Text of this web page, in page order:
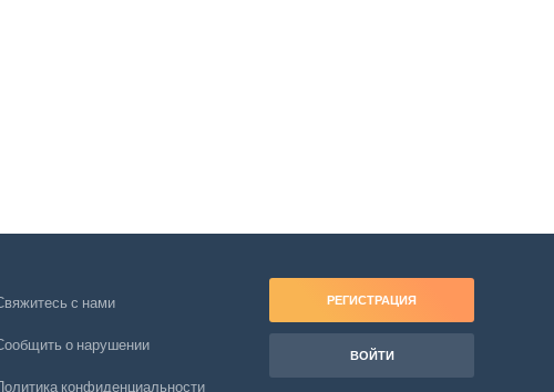
с нами
о нарушении
конфиденциальности
РЕГИСТРАЦИЯ
ВОЙТИ